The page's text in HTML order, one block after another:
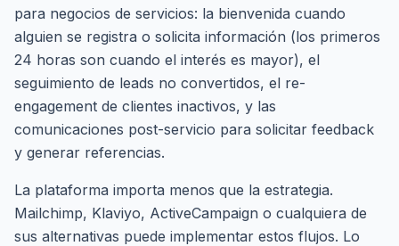
para negocios de servicios: la bienvenida cuando
alguien se registra o solicita información (los primeros
24 horas son cuando el interés es mayor), el
seguimiento de leads no convertidos, el re-
engagement de clientes inactivos, y las
comunicaciones post-servicio para solicitar feedback
y generar referencias.
La plataforma importa menos que la estrategia.
Mailchimp, Klaviyo, ActiveCampaign o cualquiera de
sus alternativas puede implementar estos flujos. Lo